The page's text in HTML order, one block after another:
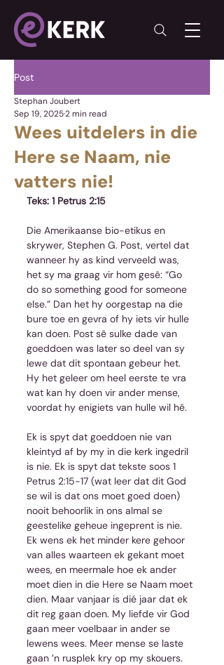
Post
Wees uitdelers in die
Here se Naam, nie
vatters nie!
Stephan Joubert
Sep 19, 20252 min read
Teks: 1 Petrus 2:15
Die Amerikaanse bio-etikus en
skrywer, Stephen G. Post, vertel dat
wanneer hy as kind verveeld was,
het sy ma graag vir hom gesê: “Go
do so something good for someone
else.” Dan het hy oorgestap na die
bure toe en gevra of hy iets vir hulle
kan doen. Post sê sulke dade van
goeddoen was later so deel van sy
lewe dat dit spontaan gebeur het.
Hy het geleer om heel eerste te vra
wat kan hy doen vir ander mense,
voordat hy enigiets van hulle wil hê.
Ek is spyt dat goeddoen nie van
kleintyd af by my in die kerk ingedril
is nie. Ek is spyt dat tekste soos 1
Petrus 2:15-17 (wat leer dat dit God
se wil is dat ons moet goed doen)
nooit behoorlik in ons almal se
geestelike geheue ingeprent is nie.
Ek wens ek het minder kere gehoor
van alles waarteen ek gekant moet
wees, en meermale hoe ek ander
moet dien in die Here se Naam moet
dien. Maar vanjaar is dié jaar dat ek
dit reg gaan doen. My liefde vir God
gaan meer voelbaar in ander se
lewens wees. Meer mense se laste
gaan ’n rusplek kry op my skouers.